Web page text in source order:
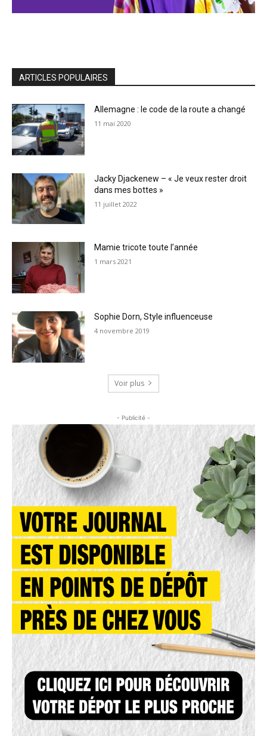
ARTICLES POPULAIRES
Allemagne : le code de la route a changé
11 mai 2020
Jacky Djackenew – « Je veux rester droit
dans mes bottes »
11 juillet 2022
Mamie tricote toute l’année
1 mars 2021
Sophie Dorn, Style influenceuse
4 novembre 2019
Voir plus
- Publicité -